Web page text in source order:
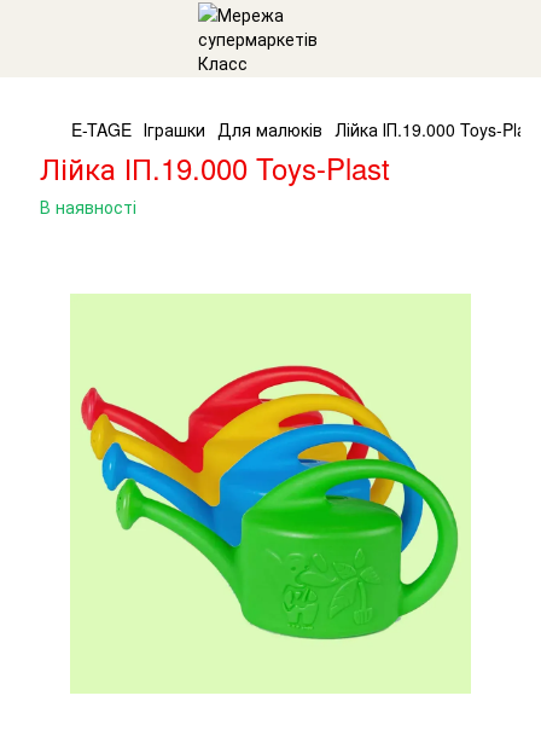
E-TAGE Іграшки Для малюків Лійка ІП.19.000 Toys-Plast
Лійка ІП.19.000 Toys-Plast
В наявності